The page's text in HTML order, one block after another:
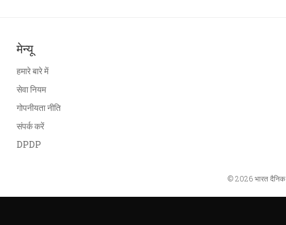
मेन्यू
हमारे बारे में
सेवा नियम
गोपनीयता नीति
संपर्क करें
DPDP
© 2026 भारत दैनिक